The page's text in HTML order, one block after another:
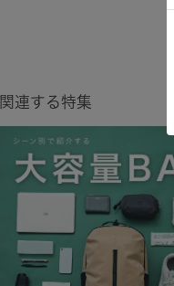
関連する特集